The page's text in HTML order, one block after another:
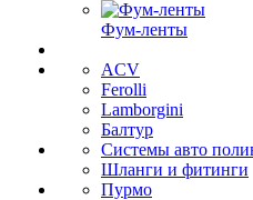
Фум-ленты
ACV
Ferolli
Lamborgini
Балтур
Системы авто
Шланги и фитинги
Пурмо